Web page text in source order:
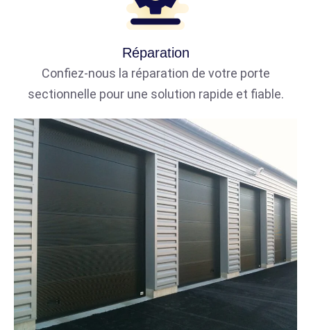
Réparation
Confiez-nous la réparation de votre porte
sectionnelle pour une solution rapide et fiable.